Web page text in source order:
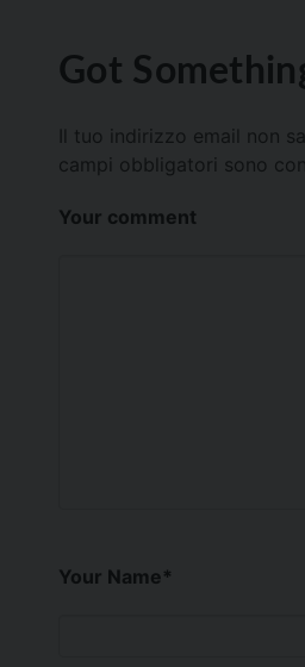
Got
Il tuo indirizzo email non
campi obbligatori sono
Your comment
Your Name*